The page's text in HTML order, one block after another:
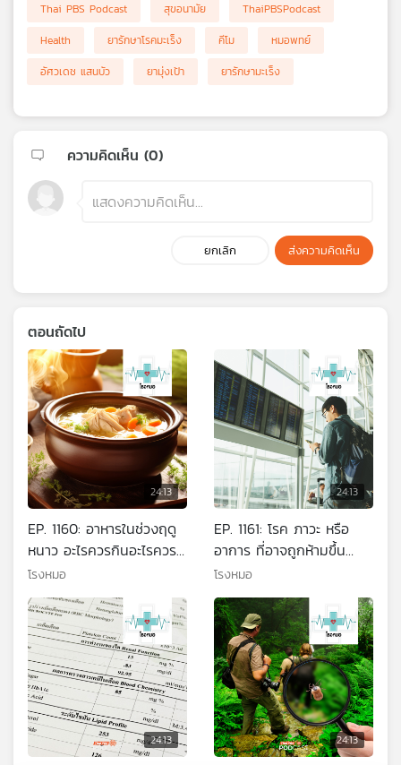
Thai PBS Podcast
สุขอนามัย
ThaiPBSPodcast
Health
ยารักษาโรคมะเร็ง คีโม
หมอพทย์
อัศวเดช แสนบัว
ยามุ่งเป้า ยารักษามะเร็ง
ความคิดเห็น (0)
ยกเลิก ส่งความคิดเห็น
ตอนถัดไป
24:13
EP. 1160: อาหารในช่วงฤดู
หนาว อะไรควรกินอะไรควร
เลี่ยง
โรงหมอ
24:13
EP. 1161: โรค ภาวะ หรือ
อาการ ที่อาจถูกห้ามขึ้น
เครื่องบิน
โรงหมอ
24:13 24:13